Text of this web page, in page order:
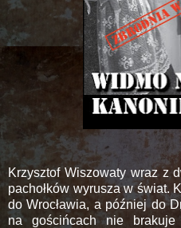
Krzysztof Wiszowaty wraz z
pachołków wyrusza w świat.
do Wrocławia, a później do
na gościńcach nie brakuje